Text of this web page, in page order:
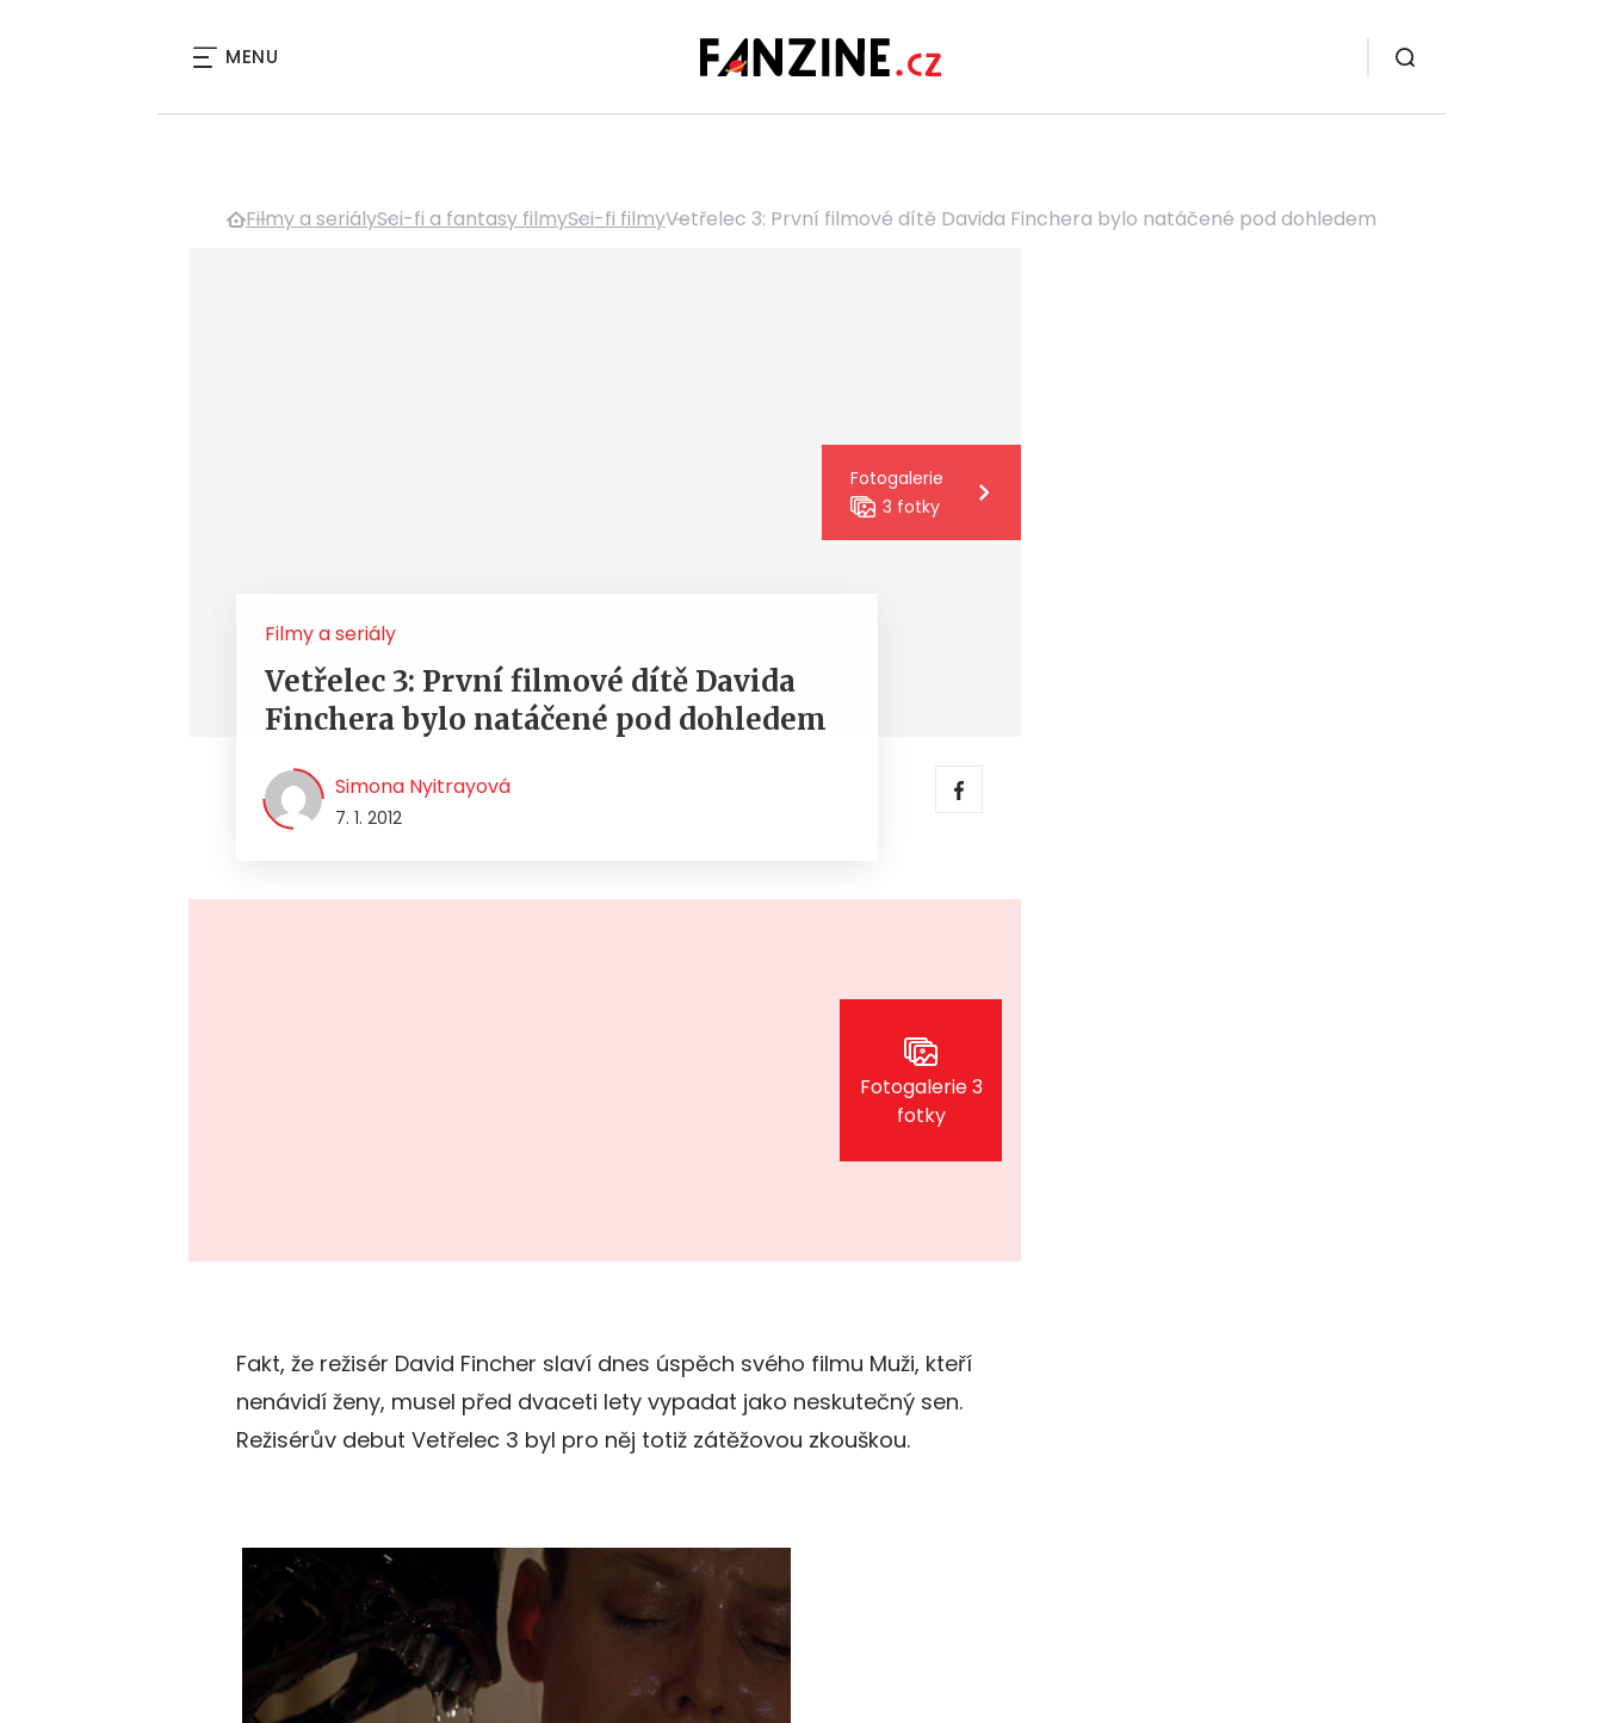
MENU
Filmy a seriálySci-fi a fantasy filmySci-fi filmyVetřelec 3: První filmové dítě Davida Finchera bylo natáčené pod dohledem
Fotogalerie
3 fotky
Filmy a seriály
Vetřelec 3: První filmové dítě Davida
Finchera bylo natáčené pod dohledem
Simona Nyitrayová
7. 1. 2012
Fotogalerie 3
fotky
Fakt, že režisér David Fincher slaví dnes úspěch svého filmu Muži, kteří
nenávidí ženy, musel před dvaceti lety vypadat jako neskutečný sen.
Režisérův debut Vetřelec 3 byl pro něj totiž zátěžovou zkouškou.